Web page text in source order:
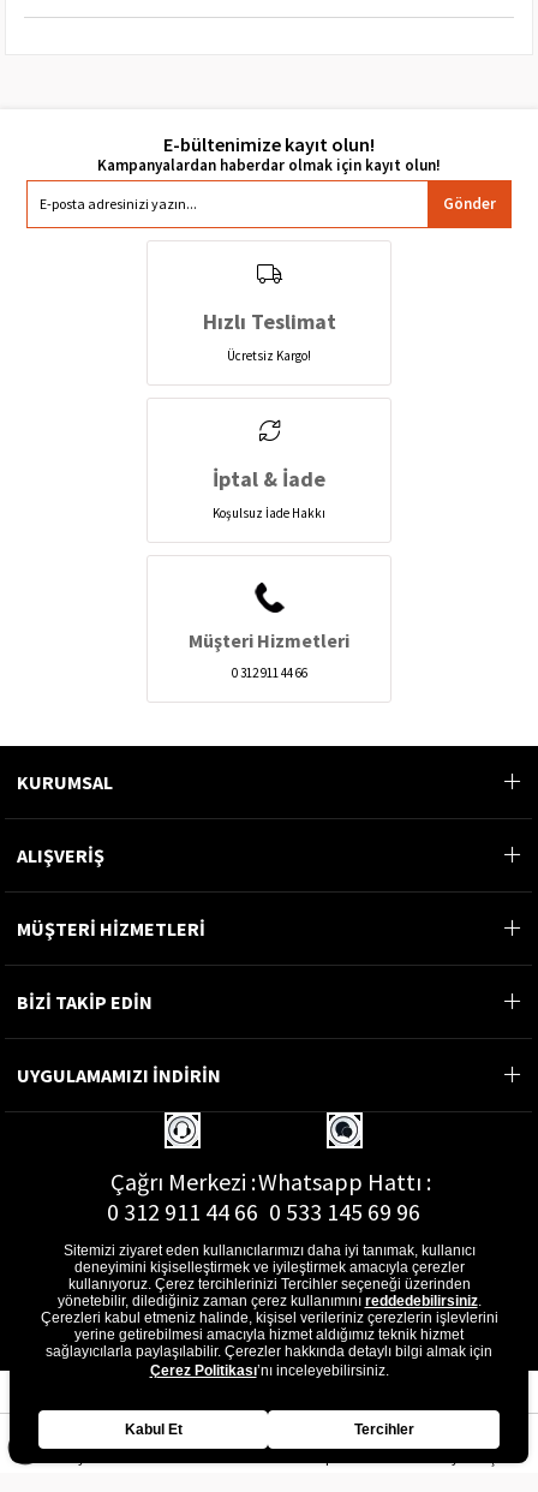
E-bültenimize kayıt olun!
Gönder
Hızlı Teslimat
Ücretsiz Kargo!
İptal & İade
Koşulsuz İade Hakkı
Müşteri Hizmetleri
0 312 911 44 66
KURUMSAL
ALIŞVERİŞ
MÜŞTERİ HİZMETLERİ
BİZİ TAKİP EDİN
UYGULAMAMIZI İNDİRİN
Çağrı Merkezi :
0 312 911 44 66
Whatsapp Hattı :
0 533 145 69 96
E-Posta Adresi :
musterihizmetleri@gon.com.tr
Sitemizi ziyaret eden kullanıcılarımızı daha iyi tanımak, kullanıcı
deneyimini kişiselleştirmek ve iyileştirmek amacıyla çerezler
kullanıyoruz. Çerez tercihlerinizi Tercihler seçeneği üzerinden
yönetebilir, dilediğiniz zaman çerez kullanımını reddedebilirsiniz.
Çerezleri kabul etmeniz halinde, kişisel verileriniz çerezlerin işlevlerini
yerine getirebilmesi amacıyla hizmet aldığımız teknik hizmet
sağlayıcılarla paylaşılabilir. Çerezler hakkında detaylı bilgi almak için
Çerez Politikası’nı inceleyebilirsiniz.
Kabul Et Tercihler